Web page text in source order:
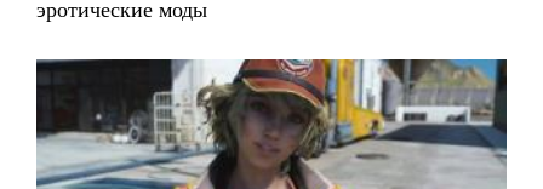
эротические моды